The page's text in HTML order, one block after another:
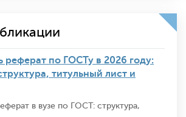
реферат по ГОСТу в 2026 году:
титульный лист и
в вузе по ГОСТ: структура,